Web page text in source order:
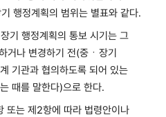
행정계획의 범위는 별표와 같다.
기 행정계획의 통보 시기는 그
거나 변경하기 전(중ㆍ장기
기관과 협의하도록 되어 있는
때를 말한다)으로 한다.
또는 제2항에 따라 법령안이나